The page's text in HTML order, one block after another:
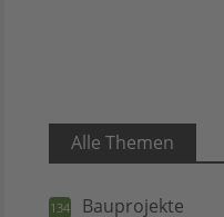
Alle Themen
134 Bauprojekte